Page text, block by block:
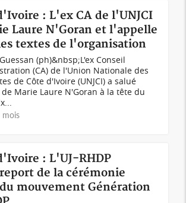
: L'ex CA de l'UNJCI
Laure N'Goran et l'appelle
textes de l'organisation
(ph)&nbsp;L'ex Conseil
(CA) de l'Union Nationale des
de Côte d'Ivoire (UNJCI) a salué
Marie Laure N'Goran à la tête du
mois
: L'UJ-RHDP
de la cérémonie
mouvement Génération